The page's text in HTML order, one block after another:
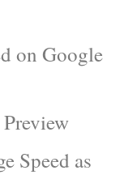
on Google
Speed as